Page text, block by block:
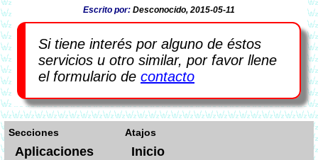
Escrito por: Desconocido, 2015-05-11
Si tiene interés por alguno de éstos
servicios u otro similar, por favor llene
el formulario de contacto
Secciones
Aplicaciones
Atajos
Inicio